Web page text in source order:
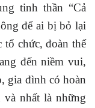
tinh thần “Cả
để ai bị bỏ lại
tổ chức, đoàn thể
đến niềm vui,
gia đình có hoàn
nhất là những